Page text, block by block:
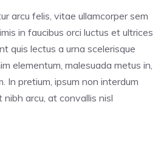
arcu felis, vitae ullamcorper sem
in faucibus orci luctus et ultrices
quis lectus a urna scelerisque
elementum, malesuada metus in,
In pretium, ipsum non interdum
arcu, at convallis nisl